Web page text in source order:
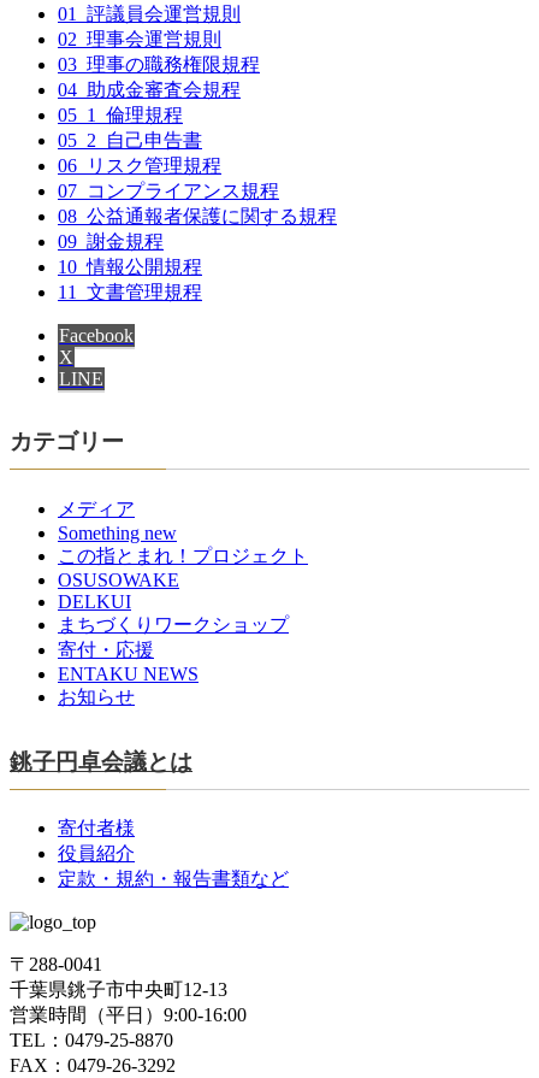
01_評議員会運営規則
02_理事会運営規則
03_理事の職務権限規程
04_助成金審査会規程
05_1_倫理規程
05_2_自己申告書
06_リスク管理規程
07_コンプライアンス規程
08_公益通報者保護に関する規程
09_謝金規程
10_情報公開規程
11_文書管理規程
Facebook
X
LINE
カテゴリー
メディア
Something new
この指とまれ！プロジェクト
OSUSOWAKE
DELKUI
まちづくりワークショップ
寄付・応援
ENTAKU NEWS
お知らせ
銚子円卓会議とは
寄付者様
役員紹介
定款・規約・報告書類など
〒288-0041
千葉県銚子市中央町12-13
営業時間（平日）9:00-16:00
TEL：0479-25-8870
FAX：0479-26-3292